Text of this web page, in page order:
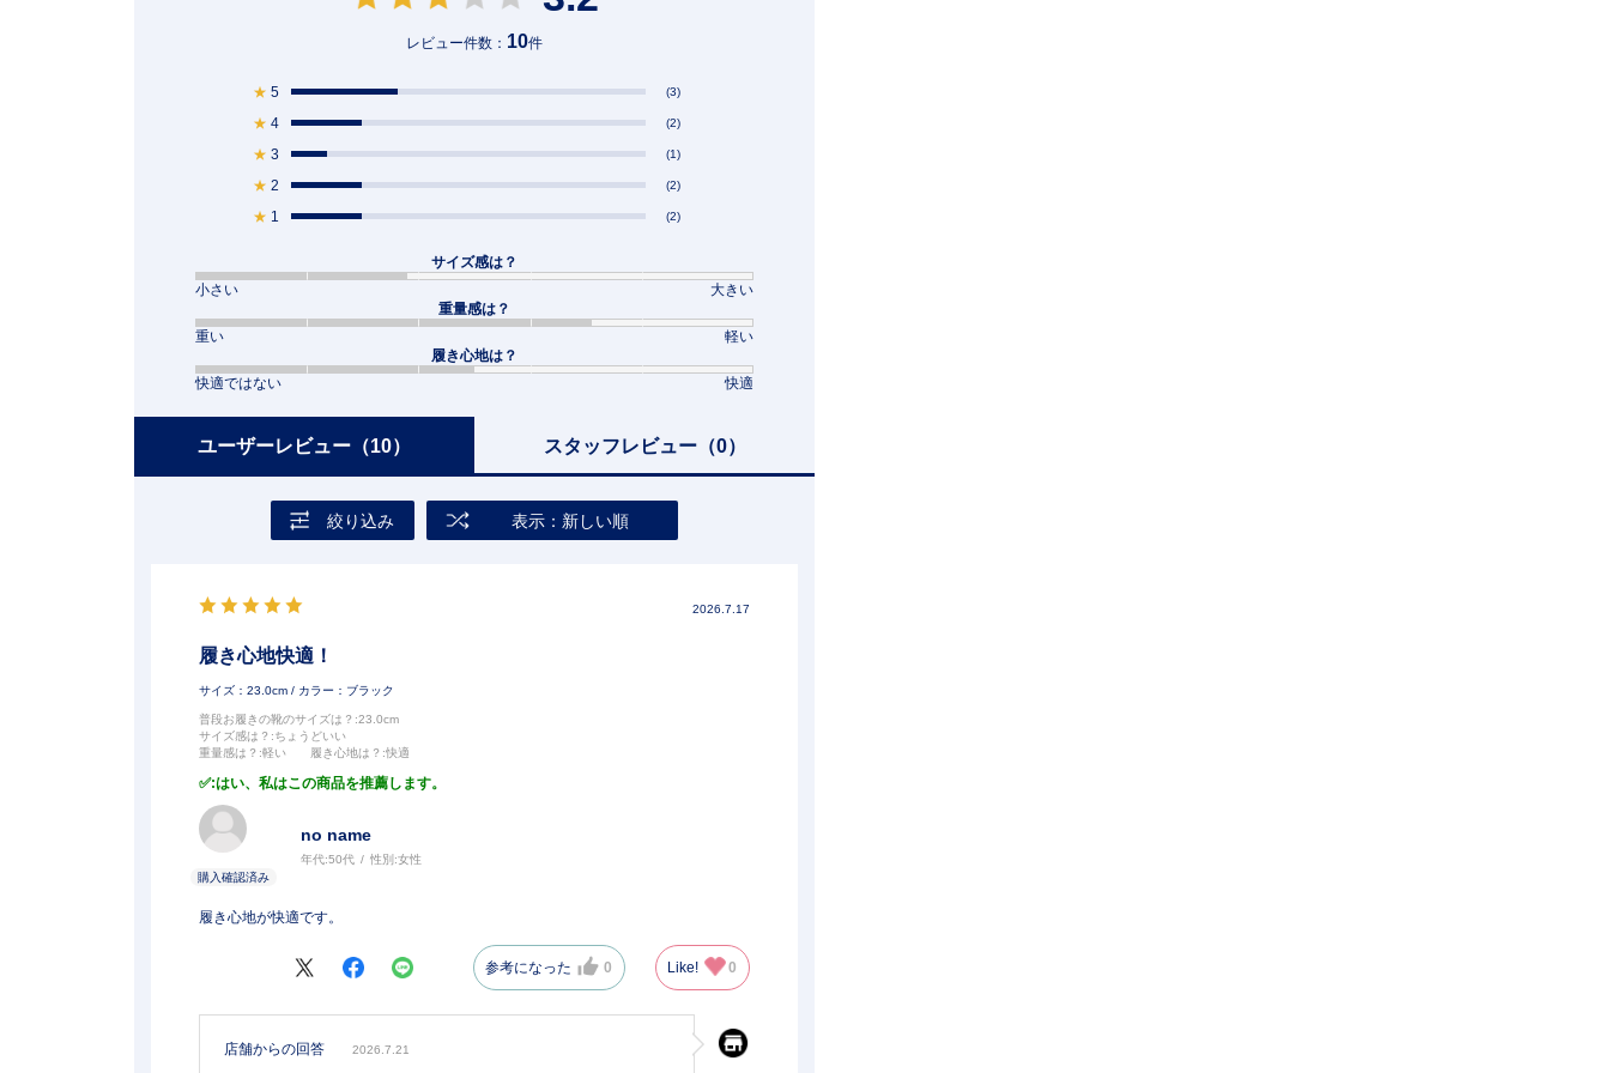
レビュー件数： 10件
★ 5 (3)
★ 4 (2)
★ 3 (1)
★ 2 (2)
★ 1 (2)
サイズ感は？
小さい
大きい
重量感は？
重い
軽い
履き心地は？
快適ではない
快適
ユーザーレビュー （10） スタッフレビュー（0）
絞り込み 表示：新しい順
2026.7.17
履き心地快適！
サイズ：23.0cm / カラー：ブラック
普段お履きの靴のサイズは？ :23.0cm
サイズ感は？ :ちょうどいい
重量感は？ :軽い 履き心地は？ :快適
:はい、私はこの商品を推薦します。
no name
年代:50代 性別:女性
履き心地が快適です。
参考になった 0 Like! 0
店舗からの回答 2026.7.21